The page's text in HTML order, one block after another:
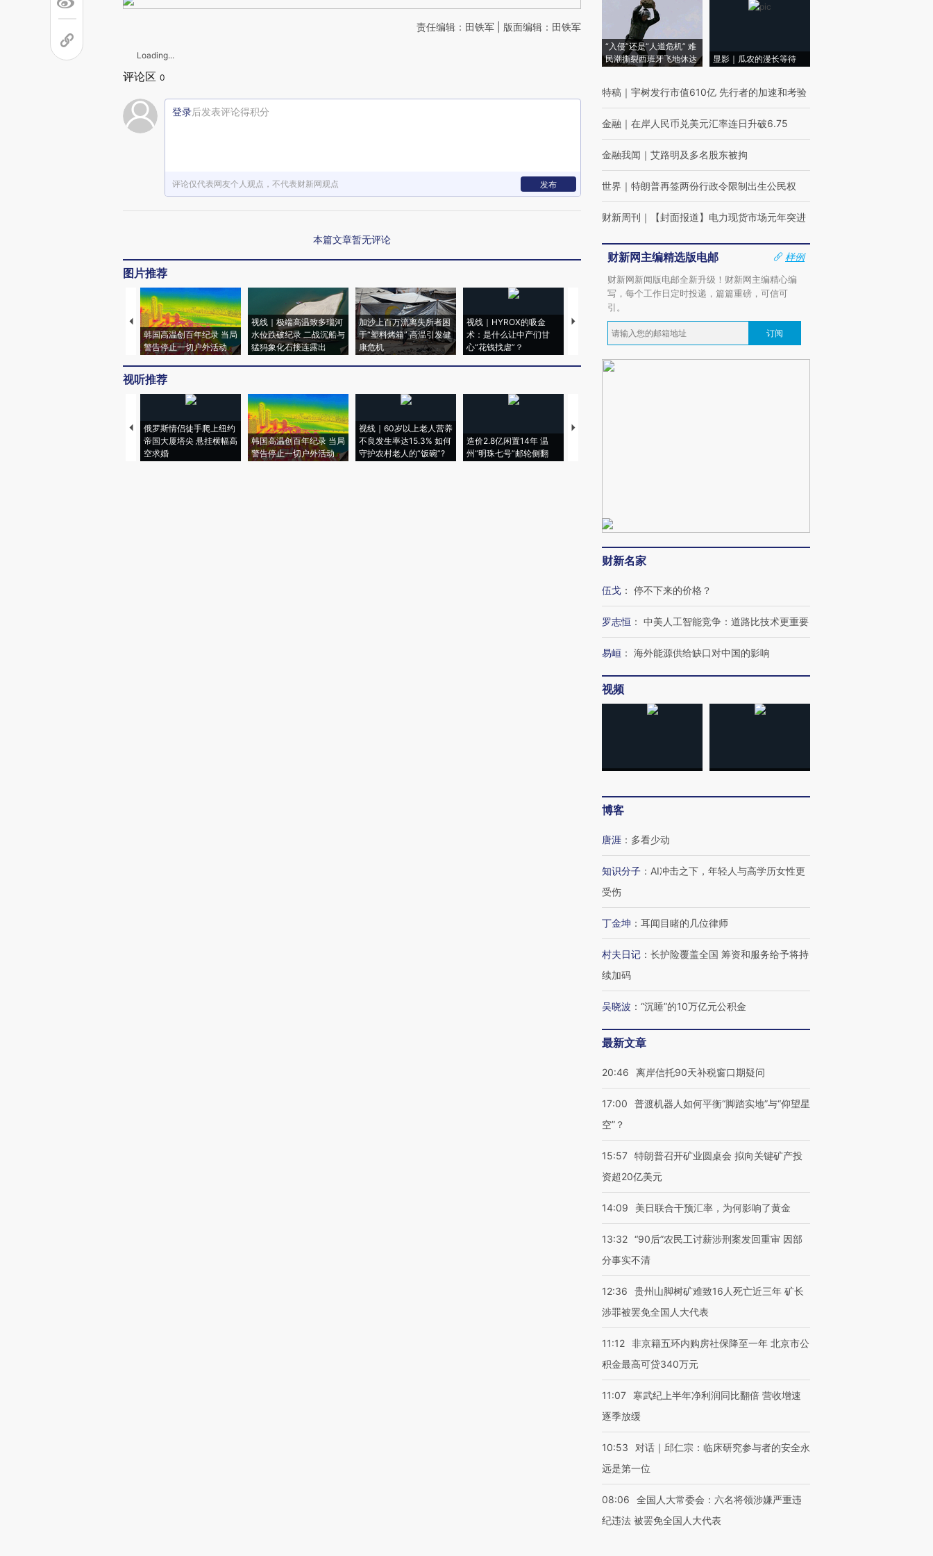
责任编辑：田铁军 | 版面编辑：田铁军
Loading...
评论区 0
登录后发表评论得积分
评论仅代表网友个人观点，不代表财新网观点 发布
本篇文章暂无评论
图片推荐
韩国高温创百年纪录 当局
警告停止一切户外活动
视线｜极端高温致多瑙河
水位跌破纪录 二战沉船与
猛犸象化石接连露出
加沙上百万流离失所者困
于“塑料烤箱” 高温引发健
康危机
视线｜HYROX的吸金
术：是什么让中产们甘
心“花钱找虐”？
马航飞行员跨国走私7万
粒摇头丸 尿检体内含3种
视线｜被称为“蟑螂”的印
度Z世代 用街头抗争将教
育部长拱下台
视线｜“入侵”还是“人道危
飞地休达
视听推荐
俄罗斯情侣徒手爬上纽约
帝国大厦塔尖 悬挂横幅高
空求婚
韩国高温创百年纪录 当局
警告停止一切户外活动
视线｜60岁以上老人营养
不良发生率达15.3% 如何
守护农村老人的“饭碗”?
造价2.8亿闲置14年 温
州“明珠七号”邮轮侧翻
特朗普出席葬礼疑似打瞌
“入侵”还是“人道危机” 难
民潮撕裂西班牙飞地休达
显影｜瓜农的漫长等待
特稿 ｜ 宇树发行市值610亿 先行者的加速和考验
金融 ｜ 在岸人民币兑美元汇率连日升破6.75
金融我闻 ｜ 艾路明及多名股东被拘
世界 ｜ 特朗普再签两份行政令限制出生公民权
财新周刊 ｜ 【封面报道】电力现货市场元年突进
财新网主编精选版电邮
样例
财新网新闻版电邮全新升级！财新网主编精心编
写，每个工作日定时投递，篇篇重磅，可信可
引。
订阅
财新名家
伍戈 ： 停不下来的价格？
罗志恒 ： 中美人工智能竞争：道路比技术更重要
易峘 ： 海外能源供给缺口对中国的影响
视频
博客
唐涯 ： 多看少动
知识分子 ： AI冲击之下，年轻人与高学历女性更
受伤
丁金坤 ： 耳闻目睹的几位律师
村夫日记 ： 长护险覆盖全国 筹资和服务给予将持
续加码
吴晓波 ： “沉睡”的10万亿元公积金
最新文章
20:46 离岸信托90天补税窗口期疑问
17:00
普渡机器人如何平衡“脚踏实地”与“仰望星
空”？
15:57 特朗普召开矿业圆桌会 拟向关键矿产投
资超20亿美元
14:09 美日联合干预汇率，为何影响了黄金
13:32 “90后”农民工讨薪涉刑案发回重审 因部
分事实不清
12:36
贵州山脚树矿难致16人死亡近三年 矿长
涉罪被罢免全国人大代表
11:12 非京籍五环内购房社保降至一年 北京市公
积金最高可贷340万元
11:07
寒武纪上半年净利润同比翻倍 营收增速
逐季放缓
10:53
对话｜邱仁宗：临床研究参与者的安全永
远是第一位
08:06
全国人大常委会：六名将领涉嫌严重违
纪违法 被罢免全国人大代表